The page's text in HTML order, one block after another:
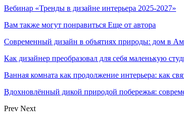
Вебинар «Тренды в дизайне интерьера 2025-2027»
Вам также могут понравиться Еще от автора
Современный дизайн в объятиях природы: дом в
Как дизайнер преобразовал для себя маленькую
Ванная комната как продолжение интерьера: как
Вдохновлённый дикой природой побережья:
Prev Next